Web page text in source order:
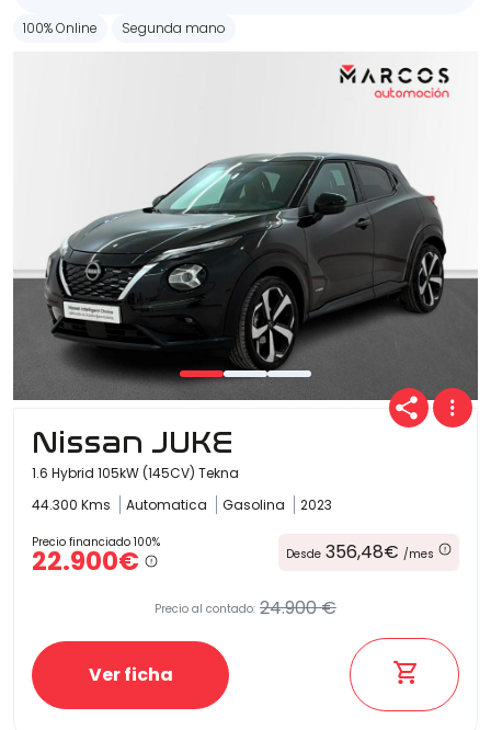
100% Online Segunda mano
Nissan JUKE
1.6 Hybrid 105kW (145CV) Tekna
44.300 Kms
Automatica Gasolina 2023
Precio financiado 100%
22.900€ Desde 356,48€ /mes
Precio al contado: 24.900 €
Ver ficha